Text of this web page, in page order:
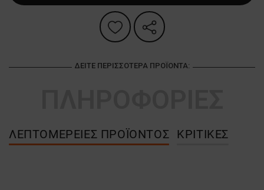
ΔΕΊΤΕ ΠΕΡΙΣΣΌΤΕΡΑ ΠΡΟΪΌΝΤΑ:
ΛΕΠΤΟΜΈΡΕΙΕΣ ΠΡΟΪΌΝΤΟΣ ΚΡΙΤΙΚΈΣ